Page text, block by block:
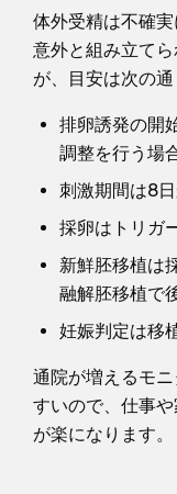
体外受精は不確
意外と組み立て
が、目安は次の通
排卵誘発の開
調整を行う場
刺激期間は8
採卵はトリガ
新鮮胚移植は
融解胚移植で
妊娠判定は移
通院が増えるモ
すいので、仕事
が楽になります。